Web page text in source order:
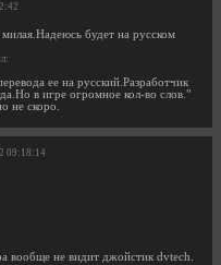
будет на русском
ее на русский.Разработчик
в игре огромное кол-во слов."
не скоро.
09:18:14
вообще не видит джойстик dvtech.